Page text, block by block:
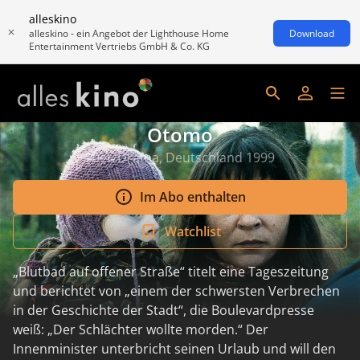
alleskino
alleskino - ein Angebot der Lighthouse Home
Entertainment Vertriebs GmbH & Co. KG
Download
Otomo
90er/Drama, Deutschland 1999
Im Abo enthalten
Watchlist
„Blutbad auf offener Straße“ titelt eine Tageszeitung
und berichtet von „einem der schwersten Verbrechen
in der Geschichte der Stadt“, die Boulevardpresse
weiß: „Der Schlächter wollte morden.“ Der
Innenminister unterbricht seinen Urlaub und will den